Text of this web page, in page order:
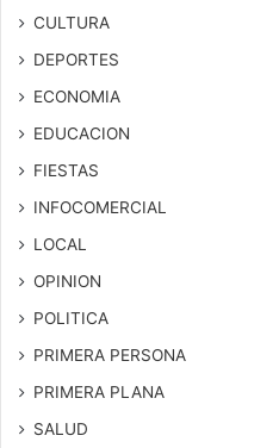
CULTURA
DEPORTES
ECONOMIA
EDUCACION
FIESTAS
INFOCOMERCIAL
LOCAL
OPINION
POLITICA
PRIMERA PERSONA
PRIMERA PLANA
SALUD